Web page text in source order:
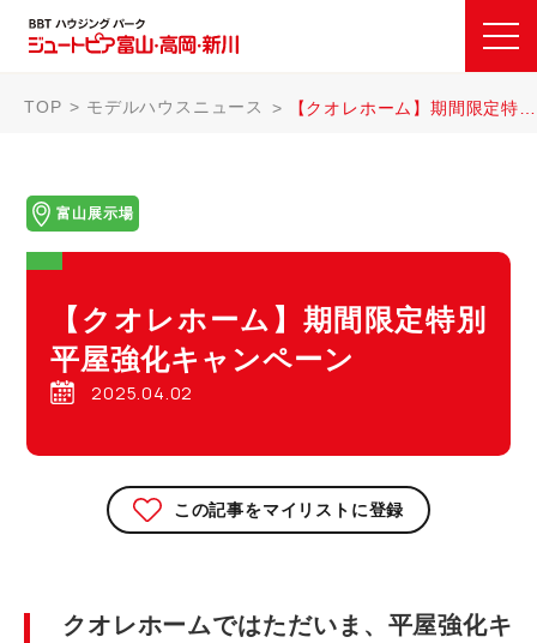
TOP モデルハウスニュース 【クオレホーム】期間限定特別 平屋強化キャンペーン
富山展示場
【クオレホーム】期間限定特別
平屋強化キャンペーン
2025.04.02
この記事をマイリストに登録
クオレホームではただいま、平屋強化キ